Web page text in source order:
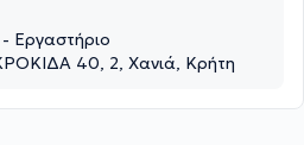
- Εργαστήριο
40, 2, Χανιά, Κρήτη